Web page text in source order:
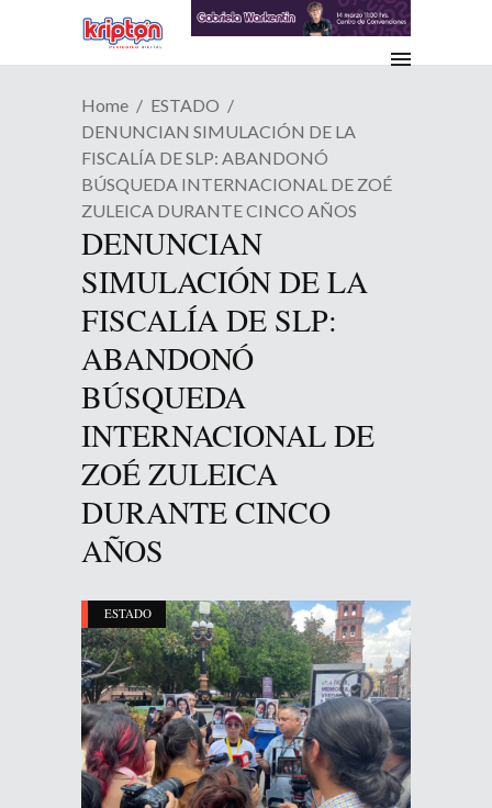
Home
ESTADO
DENUNCIAN SIMULACIÓN DE LA
FISCALÍA DE SLP: ABANDONÓ
BÚSQUEDA INTERNACIONAL DE ZOÉ
ZULEICA DURANTE CINCO AÑOS
DENUNCIAN
SIMULACIÓN DE LA
FISCALÍA DE SLP:
ABANDONÓ
BÚSQUEDA
INTERNACIONAL DE
ZOÉ ZULEICA
DURANTE CINCO
AÑOS
ESTADO